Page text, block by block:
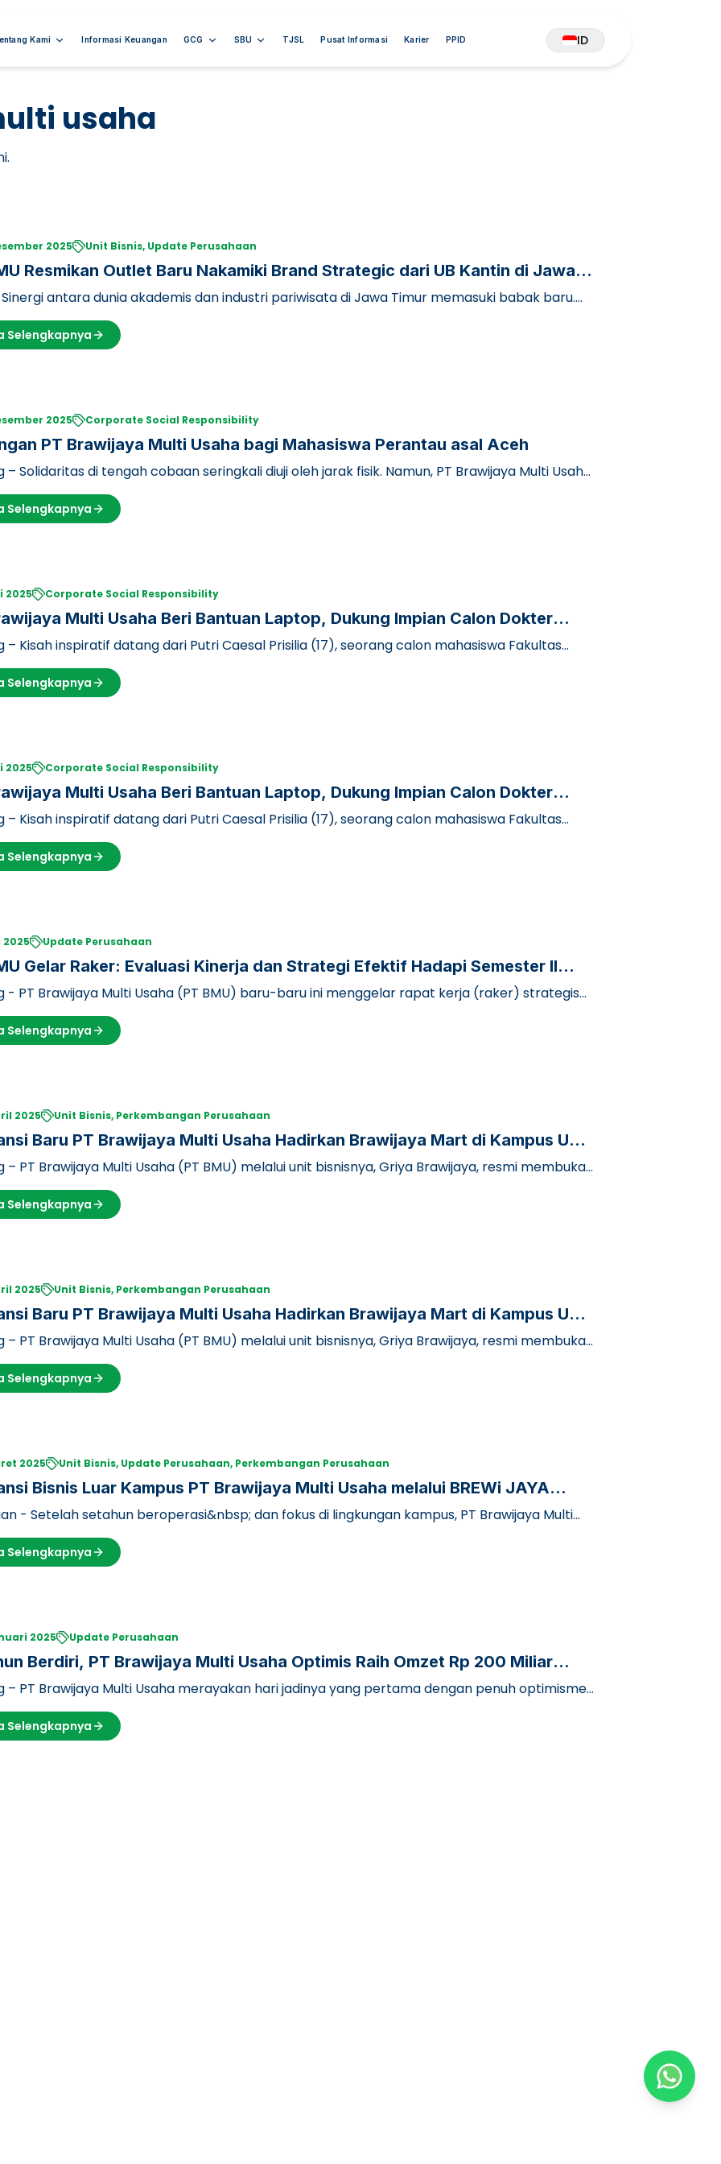
Kami Informasi Keuangan GCG SBU TJSL Pusat Informasi Karier PPID ID
usaha
2025 Unit Bisnis, Update Perusahaan
Resmikan Outlet Baru Nakamiki Brand Strategic dari UB Kantin di Jawa
Park 1antara dunia akademis dan industri pariwisata di Jawa Timur memasuki babak baru.
sukses mengorbit…
Selengkapnya
2025 Corporate Social Responsibility
PT Brawijaya Multi Usaha bagi Mahasiswa Perantau asal Aceh
– Solidaritas di tengah cobaan seringkali diuji oleh jarak fisik. Namun, PT Brawijaya Multi Usaha
sebag…
Selengkapnya
2025 Corporate Social Responsibility
Multi Usaha Beri Bantuan Laptop, Dukung Impian Calon Dokter
Mampu di UB
– Kisah inspiratif datang dari Putri Caesal Prisilia (17), seorang calon mahasiswa Fakultas
Universita…
Selengkapnya
2025 Corporate Social Responsibility
Multi Usaha Beri Bantuan Laptop, Dukung Impian Calon Dokter
Mampu di UB
– Kisah inspiratif datang dari Putri Caesal Prisilia (17), seorang calon mahasiswa Fakultas
Universita…
Selengkapnya
2025 Update Perusahaan
Gelar Raker: Evaluasi Kinerja dan Strategi Efektif Hadapi Semester II
- PT Brawijaya Multi Usaha (PT BMU) baru-baru ini menggelar rapat kerja (raker) strategis
dua hari, dari K…
Selengkapnya
2025 Unit Bisnis, Perkembangan Perusahaan
Baru PT Brawijaya Multi Usaha Hadirkan Brawijaya Mart di Kampus UB
– PT Brawijaya Multi Usaha (PT BMU) melalui unit bisnisnya, Griya Brawijaya, resmi membuka
lini usaha Braw…
Selengkapnya
2025 Unit Bisnis, Perkembangan Perusahaan
Baru PT Brawijaya Multi Usaha Hadirkan Brawijaya Mart di Kampus UB
– PT Brawijaya Multi Usaha (PT BMU) melalui unit bisnisnya, Griya Brawijaya, resmi membuka
lini usaha Braw…
Selengkapnya
2025 Unit Bisnis, Update Perusahaan, Perkembangan Perusahaan
Bisnis Luar Kampus PT Brawijaya Multi Usaha melalui BREWi JAYA
- Setelah setahun beroperasi&nbsp; dan fokus di lingkungan kampus, PT Brawijaya Multi
kini melebarkan say…
Selengkapnya
2025 Update Perusahaan
Berdiri, PT Brawijaya Multi Usaha Optimis Raih Omzet Rp 200 Miliar
– PT Brawijaya Multi Usaha merayakan hari jadinya yang pertama dengan penuh optimisme.
ini berhasil me…
Selengkapnya